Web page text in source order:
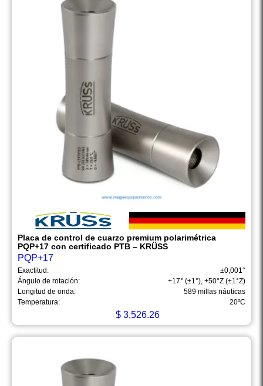
Placa de control de cuarzo premium polarimétrica
PQP+17 con certificado PTB – KRÜSS
PQP+17
Exactitud:
±0,001°
Ángulo de rotación:
+17° (±1°), +50°Z (±1°Z)
Longitud de onda:
589 millas náuticas
Temperatura:
20ºC
$3,526.26